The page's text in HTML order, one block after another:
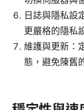
日誌與隱私設
更嚴格的隱私
維護與更新：
態，避免陳舊